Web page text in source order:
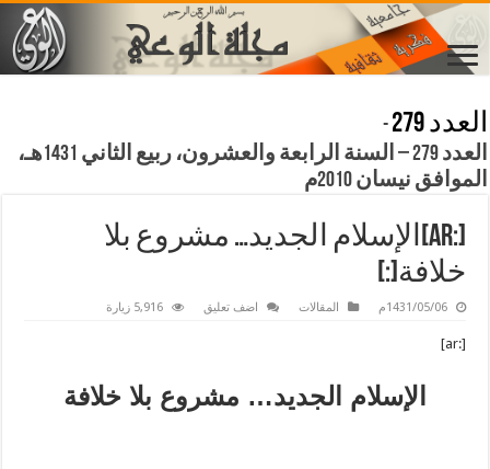
العدد 279
-
العدد 279 – السنة الرابعة والعشرون، ربيع الثاني 1431هـ،
الموافق نيسان 2010م
[:ar]الإسلام الجديد… مشروع بلا
خلافة[:]
1431/05/06م المقالات اضف تعليق 5,916 زيارة
[:ar]
الإسلام الجديد… مشروع بلا خلافة